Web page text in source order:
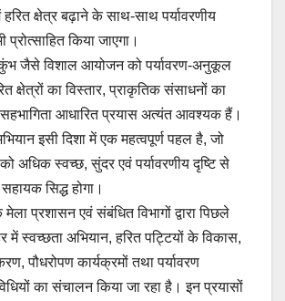
क्षेत्र बढ़ाने के साथ-साथ पर्यावरणीय
किया जाएगा।
कुंभ जैसे विशाल आयोजन को पर्यावरण-अनुकूल
क्षेत्रों का विस्तार, प्राकृतिक संसाधनों का
आधारित प्रयास अत्यंत आवश्यक हैं।
अभियान इसी दिशा में एक महत्वपूर्ण पहल है, जो
अधिक स्वच्छ, सुंदर एवं पर्यावरणीय दृष्टि से
सिद्ध होगा।
प्रशासन एवं संबंधित विभागों द्वारा पिछले
स्वच्छता अभियान, हरित पट्टियों के विकास,
पौधरोपण कार्यक्रमों तथा पर्यावरण
का संचालन किया जा रहा है। इन प्रयासों